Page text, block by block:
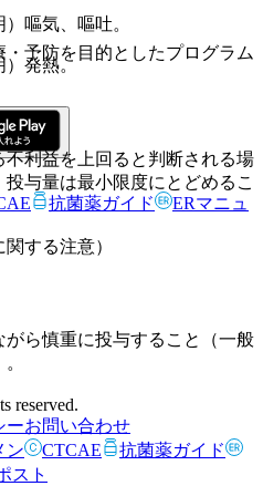
嘔気、嘔吐。
発熱。
利益を上回ると判断される場
与量は最小限度にとどめるこ
する注意）
ら慎重に投与すること（一般
予防を目的としたプログラム
抗菌薬ガイド
ERマニュ
reserved.
ーお問い合わせ
ン CTCAE
抗菌薬ガイド
スト